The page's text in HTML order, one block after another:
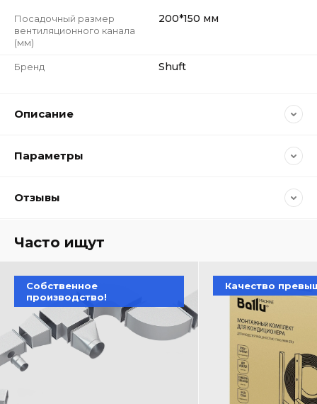
Посадочный размер
вентиляционного канала
(мм)
200*150 мм
Бренд Shuft
Описание
Параметры
Отзывы
Часто ищут
Собственное
производство!
Качество